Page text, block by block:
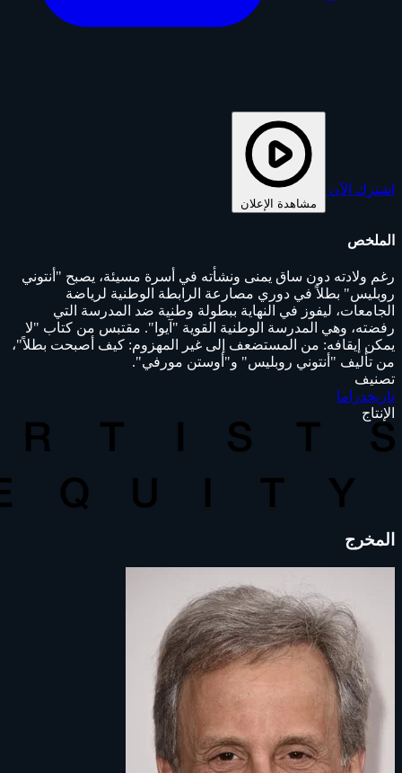
اشترك الآن
مشاهدة الإعلان
الملخص
رغم ولادته دون ساق يمنى ونشأته في أسرة مسيئة، يصبح "أنتوني
روبليس" بطلاً في دوري مصارعة الرابطة الوطنية لرياضة
الجامعات، ليفوز في النهاية ببطولة وطنية ضد المدرسة التي
رفضته، وهي المدرسة الوطنية القوية "آيوا". مقتبس من كتاب "لا
يمكن إيقافه: من المستضعف إلى غير المهزوم: كيف أصبحت بطلاً"،
من تأليف "أنتوني روبليس" و"أوستن مورفي".
تصنيف
تاريخدراما
الإنتاج
المخرج